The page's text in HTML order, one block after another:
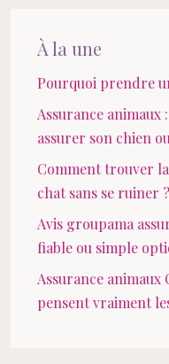
À la une
Pourquoi prendre
Assurance
assurer son chien
Comment trouver
chat sans se ruiner ?
Avis groupama
fiable ou simple
Assurance animaux
pensent vraiment